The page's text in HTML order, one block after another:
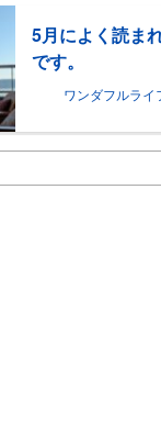
5月によく読ま
です。
ワンダフルライ